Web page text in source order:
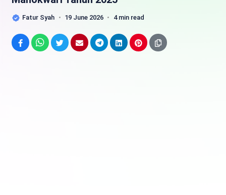
Fatur Syah 19 June 2026 4 min read